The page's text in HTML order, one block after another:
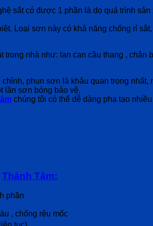
sắt có được 1 phần là do quá trình
Loại sơn này có khả năng chống rỉ
nhà như: lan can cầu thang , chân
phun sơn là khâu quan trọng nhất,
lần sơn bóng bảo vệ.
chúng tôi có thể dễ dàng pha tạo
Thành Tâm:
phần
, chống rêu mốc